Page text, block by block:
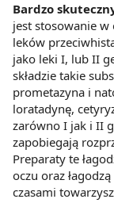
Bardzo
jest stosowanie
leków
jako leki I, lub II
składzie takie
prometazyna i
loratadynę,
zarówno I jak i II
zapobiegają
Preparaty te
oczu oraz
czasami